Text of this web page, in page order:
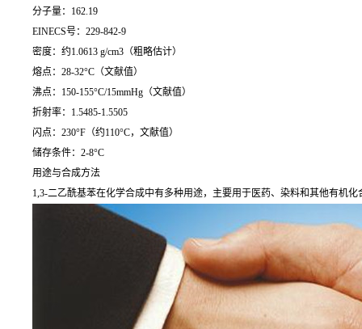
分子量：162.19
EINECS号：229-842-9
密度：约1.0613 g/cm3（粗略估计）
熔点：28-32°C（文献值）
沸点：150-155°C/15mmHg（文献值）
折射率：1.5485-1.5505
闪点：230°F（约110°C，文献值）
储存条件：2-8°C
用途与合成方法
1,3-二乙酰基苯在化学合成中有多种用途，主要用于医药、染料和其他有机